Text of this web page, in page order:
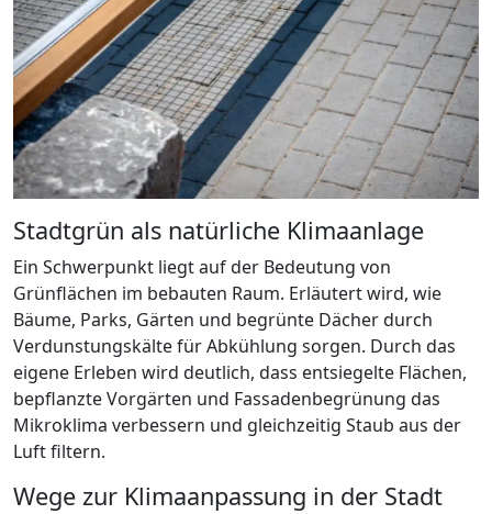
Stadtgrün als natürliche Klimaanlage
Ein Schwerpunkt liegt auf der Bedeutung von
Grünflächen im bebauten Raum. Erläutert wird, wie
Bäume, Parks, Gärten und begrünte Dächer durch
Verdunstungskälte für Abkühlung sorgen. Durch das
eigene Erleben wird deutlich, dass entsiegelte Flächen,
bepflanzte Vorgärten und Fassadenbegrünung das
Mikroklima verbessern und gleichzeitig Staub aus der
Luft filtern.
Wege zur Klimaanpassung in der Stadt